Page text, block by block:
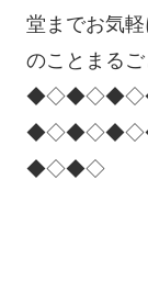
堂までお気
のことまるご
◆◇◆◇